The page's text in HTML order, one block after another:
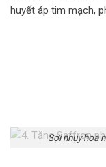
huyết áp tim mạch,
Sợi nhụy hoa